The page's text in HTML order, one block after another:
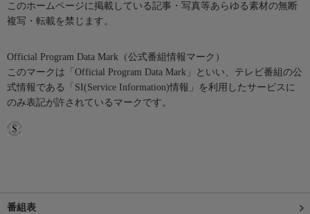
このホームページに掲載している記事・写真等あらゆる素材の無断
複写・転載を禁じます。
Official Program Data Mark（公式番組情報マーク）
このマークは「Official Program Data Mark」といい、テレビ番組の公
式情報である「SI(Service Information)情報」を利用したサービスに
のみ表記が許されているマークです。
番組表